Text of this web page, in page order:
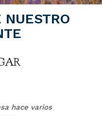
NUESTRO
hace varios